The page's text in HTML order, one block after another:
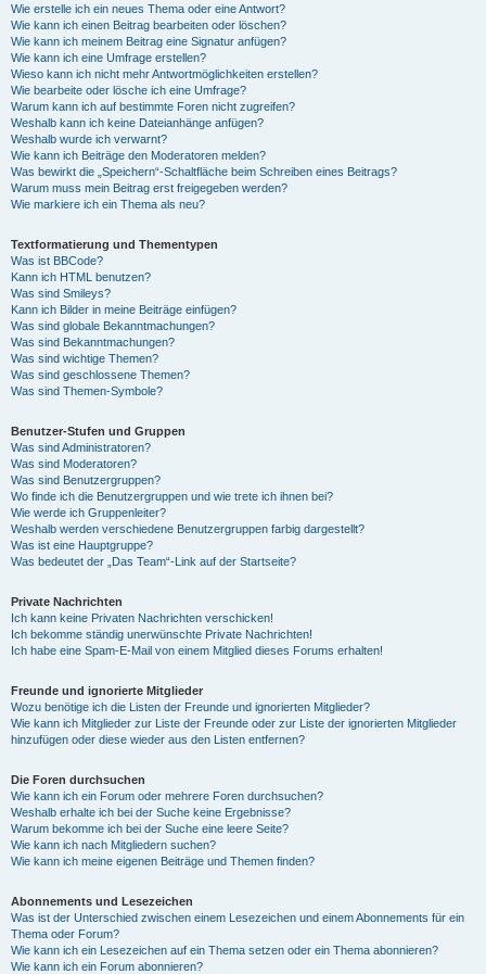
Wie erstelle ich ein neues Thema oder eine Antwort?
Wie kann ich einen Beitrag bearbeiten oder löschen?
Wie kann ich meinem Beitrag eine Signatur anfügen?
Wie kann ich eine Umfrage erstellen?
Wieso kann ich nicht mehr Antwortmöglichkeiten erstellen?
Wie bearbeite oder lösche ich eine Umfrage?
Warum kann ich auf bestimmte Foren nicht zugreifen?
Weshalb kann ich keine Dateianhänge anfügen?
Weshalb wurde ich verwarnt?
Wie kann ich Beiträge den Moderatoren melden?
Was bewirkt die „Speichern“-Schaltfläche beim Schreiben eines Beitrags?
Warum muss mein Beitrag erst freigegeben werden?
Wie markiere ich ein Thema als neu?
Textformatierung und Thementypen
Was ist BBCode?
Kann ich HTML benutzen?
Was sind Smileys?
Kann ich Bilder in meine Beiträge einfügen?
Was sind globale Bekanntmachungen?
Was sind Bekanntmachungen?
Was sind wichtige Themen?
Was sind geschlossene Themen?
Was sind Themen-Symbole?
Benutzer-Stufen und Gruppen
Was sind Administratoren?
Was sind Moderatoren?
Was sind Benutzergruppen?
Wo finde ich die Benutzergruppen und wie trete ich ihnen bei?
Wie werde ich Gruppenleiter?
Weshalb werden verschiedene Benutzergruppen farbig dargestellt?
Was ist eine Hauptgruppe?
Was bedeutet der „Das Team“-Link auf der Startseite?
Private Nachrichten
Ich kann keine Privaten Nachrichten verschicken!
Ich bekomme ständig unerwünschte Private Nachrichten!
Ich habe eine Spam-E-Mail von einem Mitglied dieses Forums erhalten!
Freunde und ignorierte Mitglieder
Wozu benötige ich die Listen der Freunde und ignorierten Mitglieder?
Wie kann ich Mitglieder zur Liste der Freunde oder zur Liste der ignorierten Mitglieder
hinzufügen oder diese wieder aus den Listen entfernen?
Die Foren durchsuchen
Wie kann ich ein Forum oder mehrere Foren durchsuchen?
Weshalb erhalte ich bei der Suche keine Ergebnisse?
Warum bekomme ich bei der Suche eine leere Seite?
Wie kann ich nach Mitgliedern suchen?
Wie kann ich meine eigenen Beiträge und Themen finden?
Abonnements und Lesezeichen
Was ist der Unterschied zwischen einem Lesezeichen und einem Abonnements für ein
Thema oder Forum?
Wie kann ich ein Lesezeichen auf ein Thema setzen oder ein Thema abonnieren?
Wie kann ich ein Forum abonnieren?